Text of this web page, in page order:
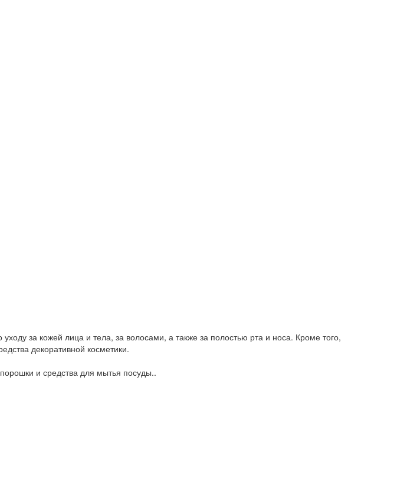
за кожей лица и тела, за волосами, а также за полостью рта и носа. Кроме того,
декоративной косметики.
и средства для мытья посуды..